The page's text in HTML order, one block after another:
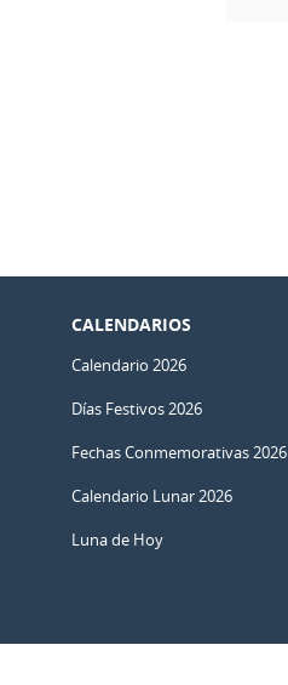
CALENDARIOS
Calendario 2026
Días Festivos 2026
Fechas Conmemorativas 2026
Calendario Lunar 2026
Luna de Hoy